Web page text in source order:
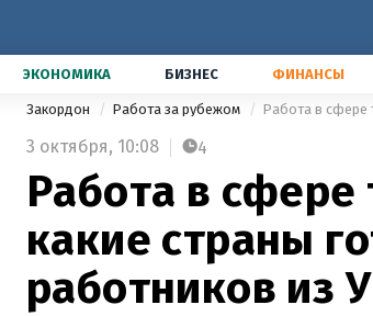
ЭКОНОМИКА БИЗНЕС ФИНАНСЫ
Закордон Работа за рубежом Работа в сфере
3 октября, 10:08 4
Работа в сфере
какие страны
работников из